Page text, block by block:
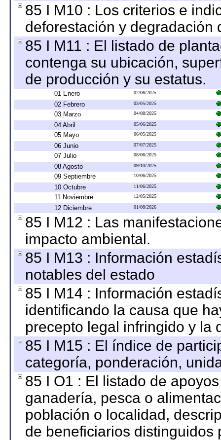
85 I M10 : Los criterios e
deforestación y degradación
85 I M11 : El listado de
contenga su ubicación,
de producción y su estatus.
01 Enero 02/06/2025
02 Febrero 03/05/2025
03 Marzo 04/08/2025
04 Abril 05/06/2025
05 Mayo 06/05/2025
06 Junio 07/07/2025
07 Julio 08/06/2025
08 Agosto 09/10/2025
09 Septiembre 10/06/2025
10 Octubre 11/06/2025
11 Noviembre 12/05/2025
12 Diciembre 01/08/2026
85 I M12 : Las
impacto ambiental.
85 I M13 : Información
notables del estado
85 I M14 : Información
identificando la causa que
precepto legal infringido y la
85 I M15 : El índice de
categoría, ponderación,
85 I O1 : El listado de
ganadería, pesca o
población o localidad,
de beneficiarios distinguidos